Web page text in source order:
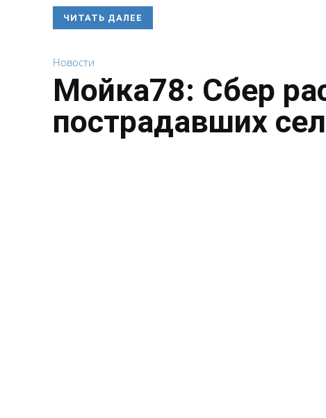
ЧИТАТЬ ДАЛЕЕ
Новости
Мойка78: Сбер
пострадавших